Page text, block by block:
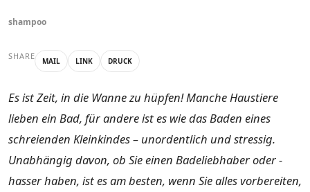
shampoo
SHARE MAIL LINK DRUCK
Es ist Zeit, in die Wanne zu hüpfen! Manche Haustiere
lieben ein Bad, für andere ist es wie das Baden eines
schreienden Kleinkindes – unordentlich und stressig.
Unabhängig davon, ob Sie einen Badeliebhaber oder -
hasser haben, ist es am besten, wenn Sie alles vorbereiten,